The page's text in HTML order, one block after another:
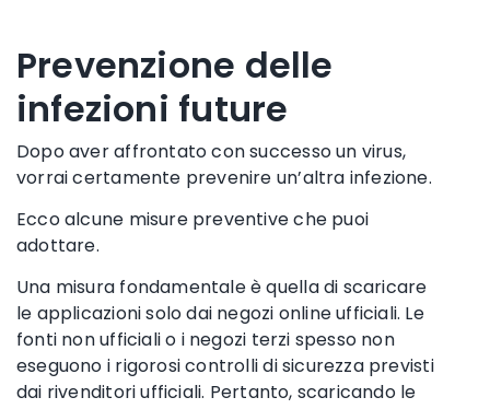
Prevenzione delle
infezioni future
Dopo aver affrontato con successo un virus,
vorrai certamente prevenire un’altra infezione.
Ecco alcune misure preventive che puoi
adottare.
Una misura fondamentale è quella di scaricare
le applicazioni solo dai negozi online ufficiali. Le
fonti non ufficiali o i negozi terzi spesso non
eseguono i rigorosi controlli di sicurezza previsti
dai rivenditori ufficiali. Pertanto, scaricando le